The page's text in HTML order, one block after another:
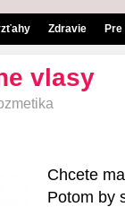
Zdravie
vlasy
Chcete
Potom by